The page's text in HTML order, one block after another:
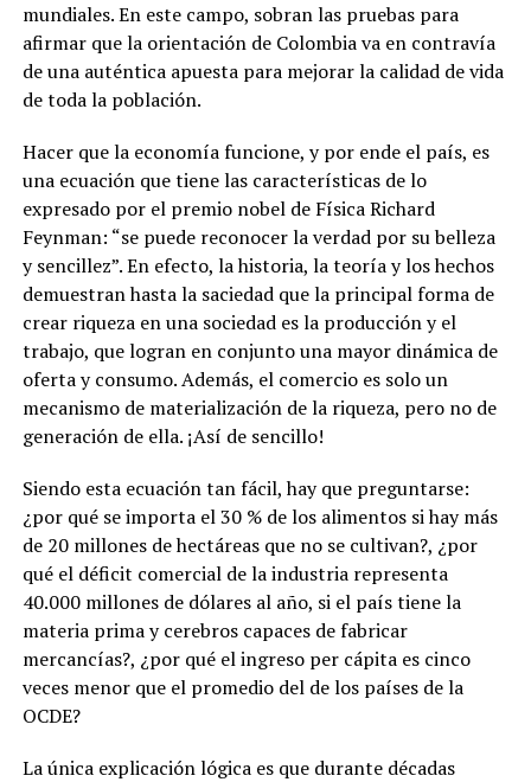
mundiales. En este campo, sobran las pruebas para
afirmar que la orientación de Colombia va en contravía
de una auténtica apuesta para mejorar la calidad de vida
de toda la población.
Hacer que la economía funcione, y por ende el país, es
una ecuación que tiene las características de lo
expresado por el premio nobel de Física Richard
Feynman: “se puede reconocer la verdad por su belleza
y sencillez”. En efecto, la historia, la teoría y los hechos
demuestran hasta la saciedad que la principal forma de
crear riqueza en una sociedad es la producción y el
trabajo, que logran en conjunto una mayor dinámica de
oferta y consumo. Además, el comercio es solo un
mecanismo de materialización de la riqueza, pero no de
generación de ella. ¡Así de sencillo!
Siendo esta ecuación tan fácil, hay que preguntarse:
¿por qué se importa el 30 % de los alimentos si hay más
de 20 millones de hectáreas que no se cultivan?, ¿por
qué el déficit comercial de la industria representa
40.000 millones de dólares al año, si el país tiene la
materia prima y cerebros capaces de fabricar
mercancías?, ¿por qué el ingreso per cápita es cinco
veces menor que el promedio del de los países de la
OCDE?
La única explicación lógica es que durante décadas